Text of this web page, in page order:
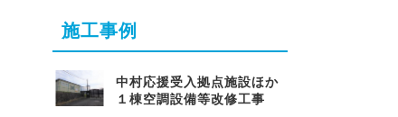
施工事例
中村応援受入拠点施設ほか
１棟空調設備等改修工事